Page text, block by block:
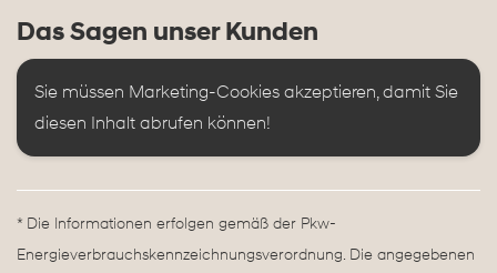
Das Sagen unser Kunden
Sie müssen Marketing-Cookies akzeptieren, damit Sie
diesen Inhalt abrufen können!
* Die Informationen erfolgen gemäß der Pkw-
Energieverbrauchskennzeichnungsverordnung. Die angegebenen